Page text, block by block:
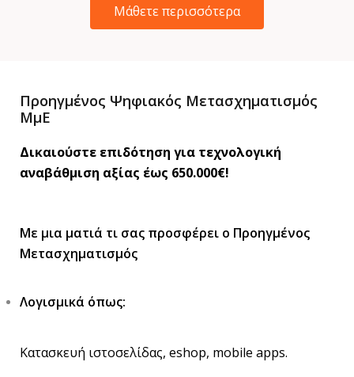
Μάθετε περισσότερα
Προηγμένος Ψηφιακός Μετασχηματισμός
ΜμΕ
Δικαιούστε επιδότηση για τεχνολογική
αναβάθμιση αξίας έως 650.000€!
Με μια ματιά τι σας προσφέρει o Προηγμένος
Μετασχηματισμός
Λογισμικά όπως:
Κατασκευή ιστοσελίδας, eshop, mobile apps.